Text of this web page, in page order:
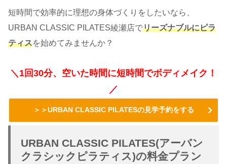
短時間で効率的に理想の身体づくりをしたいなら、
URBAN CLASSIC PILATES綾瀬店でリーズナブルにピラ
ティスを始めてみませんか？
＼1回30分、空いた時間に短時間でボディメイク！
／
＞＞URBAN CLASSIC PILATESの見学予約をする
URBAN CLASSIC PILATES(アーバン
クラシックピラティス)の料金プラン